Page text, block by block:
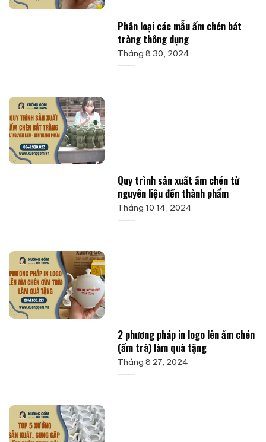
Phân loại các mẫu ấm chén bát
tràng thông dụng
Tháng 8 30, 2024
Quy trình sản xuất ấm chén từ
nguyên liệu đến thành phẩm
Tháng 10 14, 2024
2 phương pháp in logo lên ấm chén
(ấm trà) làm quà tặng
Tháng 8 27, 2024